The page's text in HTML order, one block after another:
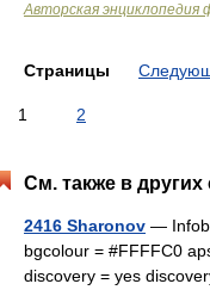
Авторская энциклопедия
Страницы
1 2
См. также в других
2416 Sharonov —
bgcolour = #FFFFC0
discovery = yes